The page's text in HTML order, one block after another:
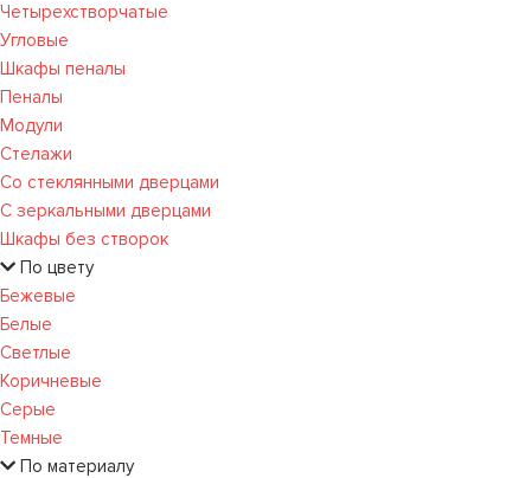
Четырехстворчатые
Угловые
Шкафы пеналы
Пеналы
Модули
Стелажи
Со стеклянными дверцами
С зеркальными дверцами
Шкафы без створок
По цвету
Бежевые
Белые
Светлые
Коричневые
Серые
Темные
По материалу